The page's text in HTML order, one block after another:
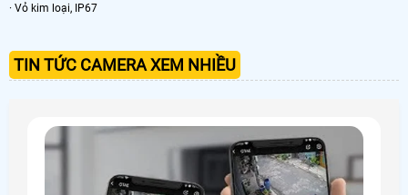
· Vỏ kim loại, IP67
TIN TỨC CAMERA XEM NHIỀU